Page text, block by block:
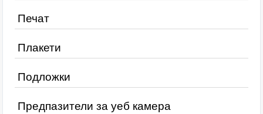
Печат
Плакети
Подложки
Предпазители за уеб камера